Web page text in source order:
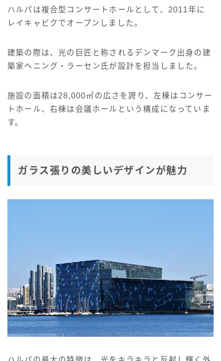
ハルパは複合型コンサートホールとして、2011年に
レイキャビクでオープンしました。
建築の際は、光の巨匠と称されるデンマーク出身の建
築家ヘニング・ラーセン氏が設計を担当しました。
施設の面積は28,000㎡の広さを誇り、左棟はコンサー
トホール、右棟は会議ホールという構成になっていま
す。
ガラス張りの美しいデザインが魅力